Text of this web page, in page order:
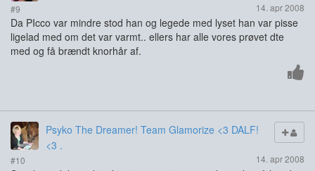
#9 14. apr 2008
Da PIcco var mindre stod han og legede med lyset han var pisse
ligelad med om det var varmt.. ellers har alle vores prøvet dte
med og få brændt knorhår af.
Psyko The Dreamer! Team Glamorize <3 DALF!
<3 .
#10 14. apr 2008